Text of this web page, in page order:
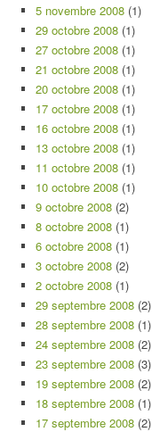
5 novembre 2008 (1)
29 octobre 2008 (1)
27 octobre 2008 (1)
21 octobre 2008 (1)
20 octobre 2008 (1)
17 octobre 2008 (1)
16 octobre 2008 (1)
13 octobre 2008 (1)
11 octobre 2008 (1)
10 octobre 2008 (1)
9 octobre 2008 (2)
8 octobre 2008 (1)
6 octobre 2008 (1)
3 octobre 2008 (2)
2 octobre 2008 (1)
29 septembre 2008 (2)
28 septembre 2008 (1)
24 septembre 2008 (2)
23 septembre 2008 (3)
19 septembre 2008 (2)
18 septembre 2008 (1)
17 septembre 2008 (2)